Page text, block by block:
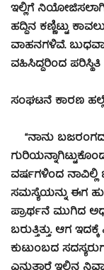
ಇಲ್ಲಿಗೆ
ಹದ್ದಿನ ಕಣ್ಣಿಟ್ಟು
ವಾಹನಗಳಿವೆ.
ವಹಿಸಿದ್ದರಿಂದ
ಸಂಘಟನೆ ಕಾರಣ ಹಲ್ಲೆ
“ನಾನು
ವರ್ಷಗಳಿಂದ ನಾವಿಲ್ಲಿ
ಸಮಸ್ಯೆಯನ್ನು ಈಗ
ಪ್ರಾರ್ಥನೆ ಮುಗಿದ
ಬರುತ್ತಿತ್ತು. ಆಗ
ಕುಟುಂಬದ